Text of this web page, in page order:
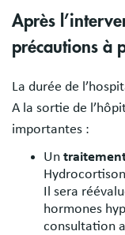
Après
précautions à
La durée de
A la sortie de
importantes :
Un
Il sera
hormones
consultation